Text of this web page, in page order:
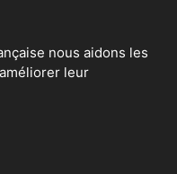
nous aidons les
leur